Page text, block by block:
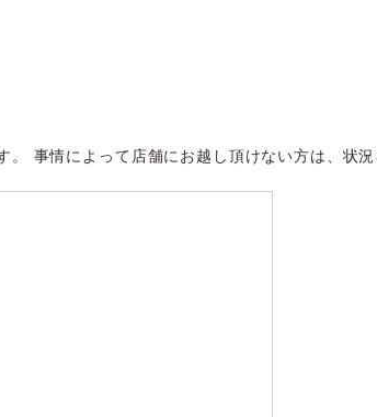
事情によって店舗にお越し頂けない方は、状況